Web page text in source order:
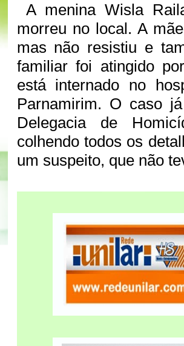
A menina Wisla
morreu no local. A
mas não resistiu e
familiar foi atingido
está internado no
Parnamirim. O caso
Delegacia de
colhendo todos os
um suspeito, que não